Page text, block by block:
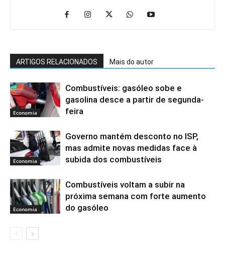
ARTIGOS RELACIONADOS Mais do autor
Economia
Combustíveis: gasóleo sobe e
gasolina desce a partir de segunda-
feira
Economia
Governo mantém desconto no ISP,
mas admite novas medidas face à
subida dos combustíveis
Economia
Combustíveis voltam a subir na
próxima semana com forte aumento
do gasóleo